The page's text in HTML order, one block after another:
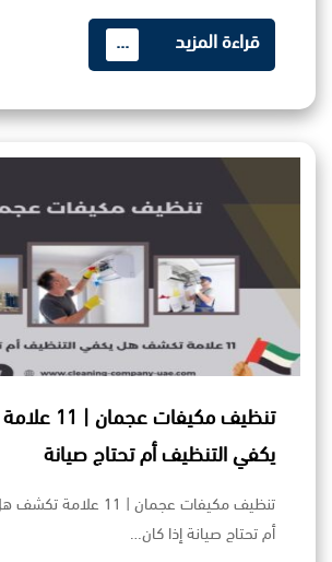
قراءة المزيد ...
تنظيف
يكفي التنظيف أم تحتاج صيانة
تنظيف مكيفات عجمان | 11
أم تحتاج صيانة إذا كان…